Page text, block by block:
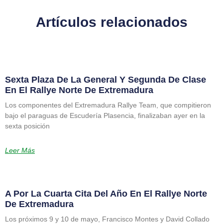
Artículos relacionados
Sexta Plaza De La General Y Segunda De Clase
En El Rallye Norte De Extremadura
Los componentes del Extremadura Rallye Team, que compitieron
bajo el paraguas de Escudería Plasencia, finalizaban ayer en la
sexta posición
Leer Más
A Por La Cuarta Cita Del Año En El Rallye Norte
De Extremadura
Los próximos 9 y 10 de mayo, Francisco Montes y David Collado